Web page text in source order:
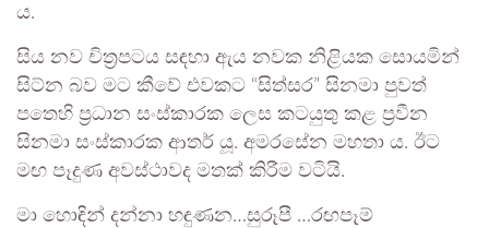
ය.
සිය නව චිත්‍රපටය සඳහා ඇය නවක නිළියක සොයමින්
සිට්න බව මට කීවේ එවකට “සිත්සර” සිනමා පුවත්
පතෙහි ප්‍රධාන සංස්කාරක ලෙස කටයුතු කළ ප්‍රවීන
සිනමා සංස්කාරක ආතර් යූ. අමරසේන මහතා ය. ඊට
මඟ පෑදුණ අවස්ථාවද මතක් කිරීම වටියි.
මා හොඳින් දන්නා හඳුණන…සුරූපී …රඟපෑම්